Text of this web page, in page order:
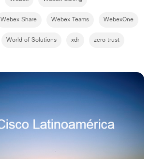
Webex Share Webex Teams WebexOne
World of Solutions xdr zero trust